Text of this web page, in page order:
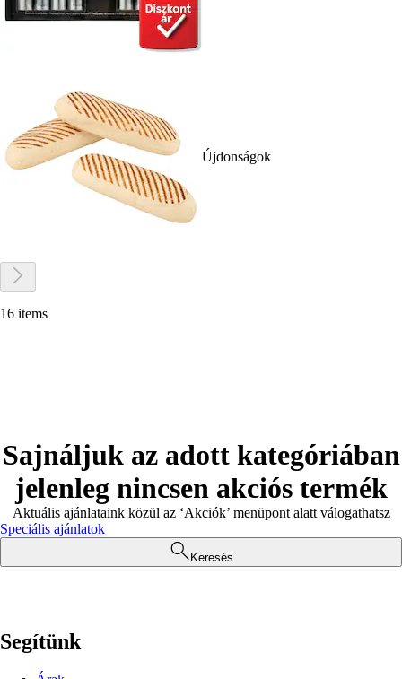
Újdonságok
16 items
Sajnáljuk az adott kategóriában
jelenleg nincsen akciós termék
Aktuális ajánlataink közül az ‘Akciók’ menüpont alatt válogathatsz
Speciális ajánlatok
Keresés
Segítünk